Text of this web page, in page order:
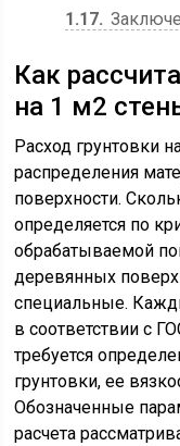
1.17
Как
на 1 м2
Расход грунтовки
распределения
поверхности.
определяется по
обрабатываемой
деревянных
специальные.
в соответствии с
требуется
грунтовки, ее
Обозначенные
расчета